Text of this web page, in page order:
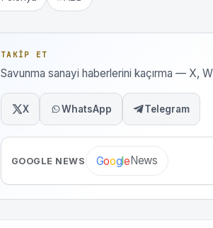
TAKIP ET
Savunma sanayi haberlerini kaçırma — X,
X WhatsApp Telegram
GOOGLE NEWS Google News